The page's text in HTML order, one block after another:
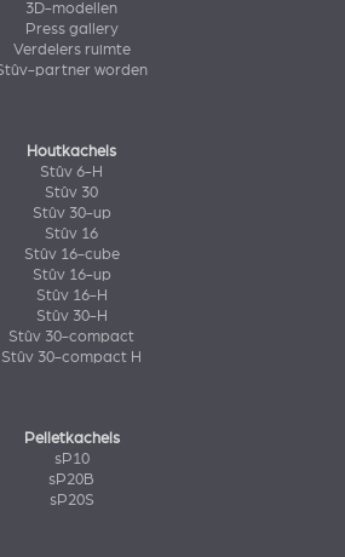
3D-modellen
Press gallery
Verdelers ruimte
partner worden
Houtkachels
Stûv 6-H
Stûv 30
Stûv 30-up
Stûv 16
Stûv 16-cube
Stûv 16-up
Stûv 16-H
Stûv 30-H
Stûv 30-compact
Stûv 30-compact H
Pelletkachels
sP10
sP20B
sP20S